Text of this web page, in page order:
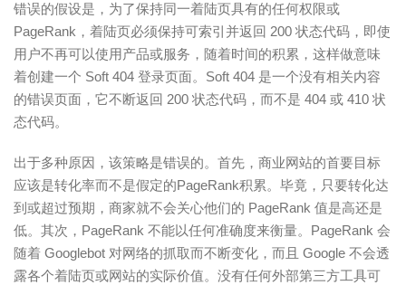
错误的假设是，为了保持同一着陆页具有的任何权限或
PageRank，着陆页必须保持可索引并返回 200 状态代码，即使
用户不再可以使用产品或服务，随着时间的积累，这样做意味
着创建一个 Soft 404 登录页面。Soft 404 是一个没有相关内容
的错误页面，它不断返回 200 状态代码，而不是 404 或 410 状
态代码。
出于多种原因，该策略是错误的。首先，商业网站的首要目标
应该是转化率而不是假定的PageRank积累。毕竟，只要转化达
到或超过预期，商家就不会关心他们的 PageRank 值是高还是
低。其次，PageRank 不能以任何准确度来衡量。PageRank 会
随着 Googlebot 对网络的抓取而不断变化，而且 Google 不会透
露各个着陆页或网站的实际价值。没有任何外部第三方工具可